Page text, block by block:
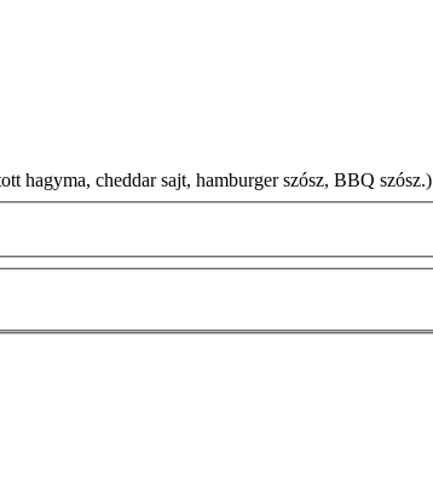
hagyma, cheddar sajt, hamburger szósz, BBQ szósz.)